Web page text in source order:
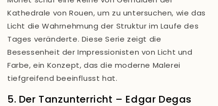
Kathedrale von Rouen, um zu untersuchen, wie das
Licht die Wahrnehmung der Struktur im Laufe des
Tages veränderte. Diese Serie zeigt die
Besessenheit der Impressionisten von Licht und
Farbe, ein Konzept, das die moderne Malerei
tiefgreifend beeinflusst hat.
5. Der Tanzunterricht – Edgar Degas